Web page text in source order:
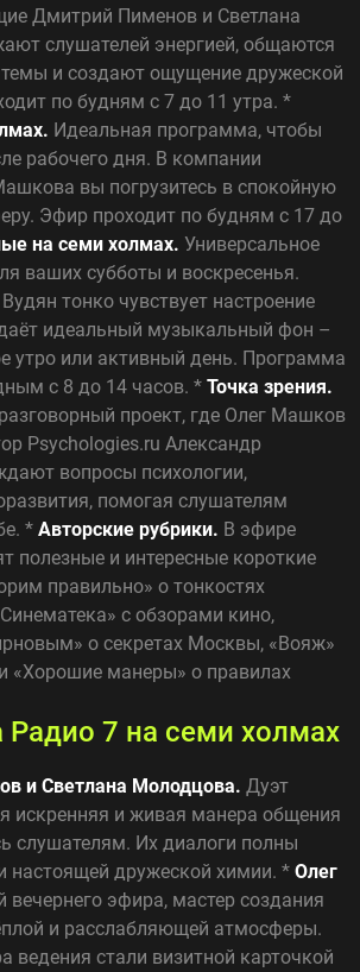
Дмитрий Пименов и Светлана
слушателей энергией, общаются
и создают ощущение дружеской
по будням с 7 до 11 утра. *
Идеальная программа, чтобы
рабочего дня. В компании
вы погрузитесь в спокойную
Эфир проходит по будням с 17 до
на семи холмах. Универсальное
ваших субботы и воскресенья.
тонко чувствует настроение
идеальный музыкальный фон –
утро или активный день. Программа
с 8 до 14 часов. * Точка зрения.
проект, где Олег Машков
Psychologies.ru Александр
вопросы психологии,
помогая слушателям
* Авторские рубрики. В эфире
полезные и интересные короткие
правильно» о тонкостях
с обзорами кино,
о секретах Москвы, «Вояж»
«Хорошие манеры» о правилах
7 на семи холмах
и Светлана Молодцова. Дуэт
искренняя и живая манера общения
слушателям. Их диалоги полны
настоящей дружеской химии. * Олег
вечернего эфира, мастер создания
и расслабляющей атмосферы.
ведения стали визитной карточкой